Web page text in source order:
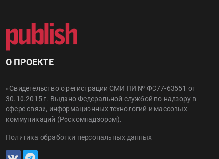
О ПРОЕКТЕ
«Свидетельство о регистрации СМИ ПИ № ФС77-63551 от
30.10.2015 г. Выдано Федеральной службой по надзору в
сфере связи, информационных технологий и массовых
коммуникаций (Роскомнадзором).
Политика обработки персональных данных